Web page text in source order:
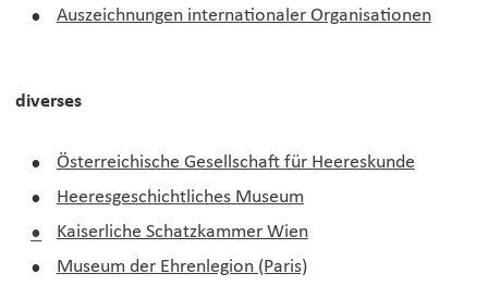
• Auszeichnungen internationaler Organisationen
diverses
• Österreichische Gesellschaft für Heereskunde
• Heeresgeschichtliches Museum
• Kaiserliche Schatzkammer Wien
• Museum der Ehrenlegion (Paris)